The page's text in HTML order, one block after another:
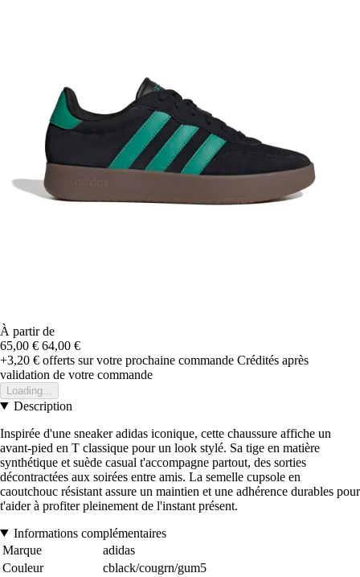
À partir de
65,00 € 64,00 €
+3,20 € offerts sur votre prochaine commande Crédités après
validation de votre commande
Loading...
Description
Inspirée d'une sneaker adidas iconique, cette chaussure affiche un
avant-pied en T classique pour un look stylé. Sa tige en matière
synthétique et suède casual t'accompagne partout, des sorties
décontractées aux soirées entre amis. La semelle cupsole en
caoutchouc résistant assure un maintien et une adhérence durables pour
t'aider à profiter pleinement de l'instant présent.
Informations complémentaires
Marque
adidas
Couleur
cblack/cougrn/gum5